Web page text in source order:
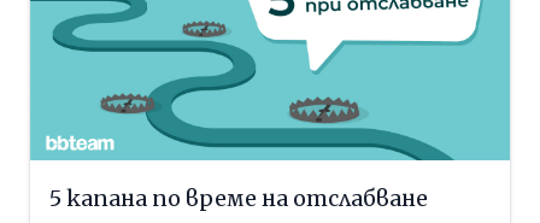
5 капана по време на отслабване